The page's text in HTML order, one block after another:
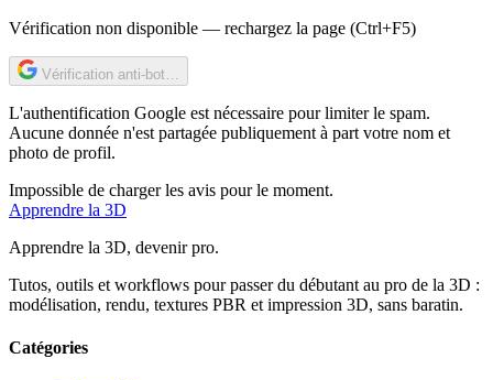
Vérification non disponible — rechargez la page (Ctrl+F5)
Vérification anti-bot…
L'authentification Google est nécessaire pour limiter le spam.
Aucune donnée n'est partagée publiquement à part votre nom et
photo de profil.
Impossible de charger les avis pour le moment.
Apprendre la 3D
Apprendre la 3D, devenir pro.
Tutos, outils et workflows pour passer du débutant au pro de la 3D :
modélisation, rendu, textures PBR et impression 3D, sans baratin.
Catégories